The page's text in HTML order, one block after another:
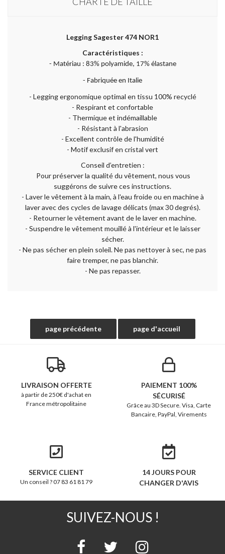
Legging Sagester 474 NOR1
Caractéristiques :
- Matériau : 83% polyamide, 17% élastane
- Fabriquée en Italie
- Legging ergonomique optimal en tissu 100% recyclé
- Respirant et confortable
- Thermique et indémaillable
- Résistant à l'abrasion
- Excellent contrôle de l'humidité
- Motif exclusif en cristal vert
Conseil d’entretien :
Pour préserver la qualité du vêtement, nous vous
suggérons de suivre ces instructions.
- Laver le vêtement à la main, à l'eau froide ou en machine à
laver avec des cycles de lavage délicats (max 30 degrés).
- Retourner le vêtement avant de le laver en machine.
- Suspendre le vêtement mouillé à l'intérieur et le laisser
sécher.
- Ne pas sécher en plein soleil. Ne pas nettoyer à sec, ne pas
faire tremper, ne pas blanchir.
- Ne pas repasser.
LIVRAISON OFFERTE
à partir de 250€ d'achat en
France métropolitaine
PAIEMENT 100%
SÉCURISÉ
Grâce au 3D Secure. Visa, Carte
Bancaire, PayPal, Virements
SERVICE CLIENT
Un conseil ? 07 83 61 81 79
14 JOURS POUR
CHANGER D'AVIS
SUIVEZ-NOUS !